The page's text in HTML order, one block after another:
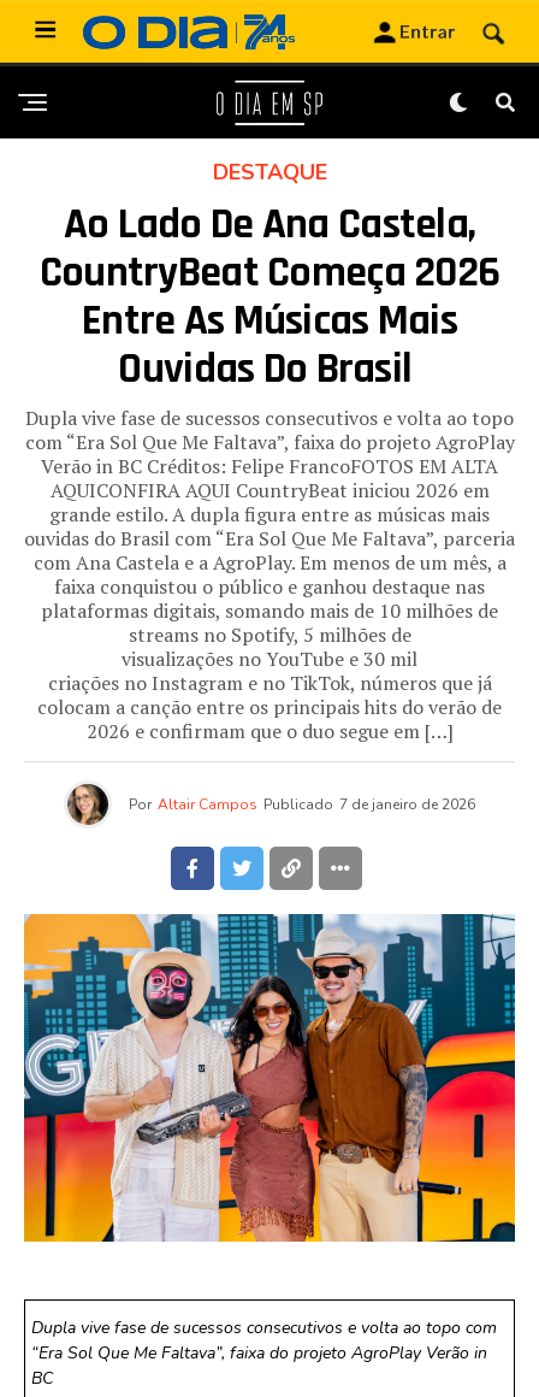
DESTAQUE
Ao Lado De Ana Castela,
CountryBeat Começa 2026
Entre As Músicas Mais
Ouvidas Do Brasil
Dupla vive fase de sucessos consecutivos e volta ao topo
com “Era Sol Que Me Faltava”, faixa do projeto AgroPlay
Verão in BC Créditos: Felipe FrancoFOTOS EM ALTA
AQUICONFIRA AQUI CountryBeat iniciou 2026 em
grande estilo. A dupla figura entre as músicas mais
ouvidas do Brasil com “Era Sol Que Me Faltava”, parceria
com Ana Castela e a AgroPlay. Em menos de um mês, a
faixa conquistou o público e ganhou destaque nas
plataformas digitais, somando mais de 10 milhões de
streams no Spotify, 5 milhões de
visualizações no YouTube e 30 mil
criações no Instagram e no TikTok, números que já
colocam a canção entre os principais hits do verão de
2026 e confirmam que o duo segue em […]
Por Altair Campos Publicado 7 de janeiro de 2026
Dupla vive fase de sucessos consecutivos e volta ao topo com
“Era Sol Que Me Faltava”, faixa do projeto AgroPlay Verão in
BC